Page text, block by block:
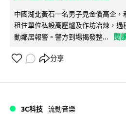
中國湖北黃石一名男子見金價高企
租住單位私設高壓爐及作坊冶煉，
動鄰居報警。警方到場揭發整...
閱
分享
3C科技 流動音樂